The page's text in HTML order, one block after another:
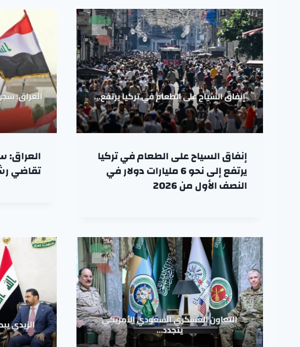
إنفاق السياح على الطعام في تركيا
يرتفع إلى نحو 6 مليارات دولار في
النصف الأول من 2026
العراق:
تقاضي